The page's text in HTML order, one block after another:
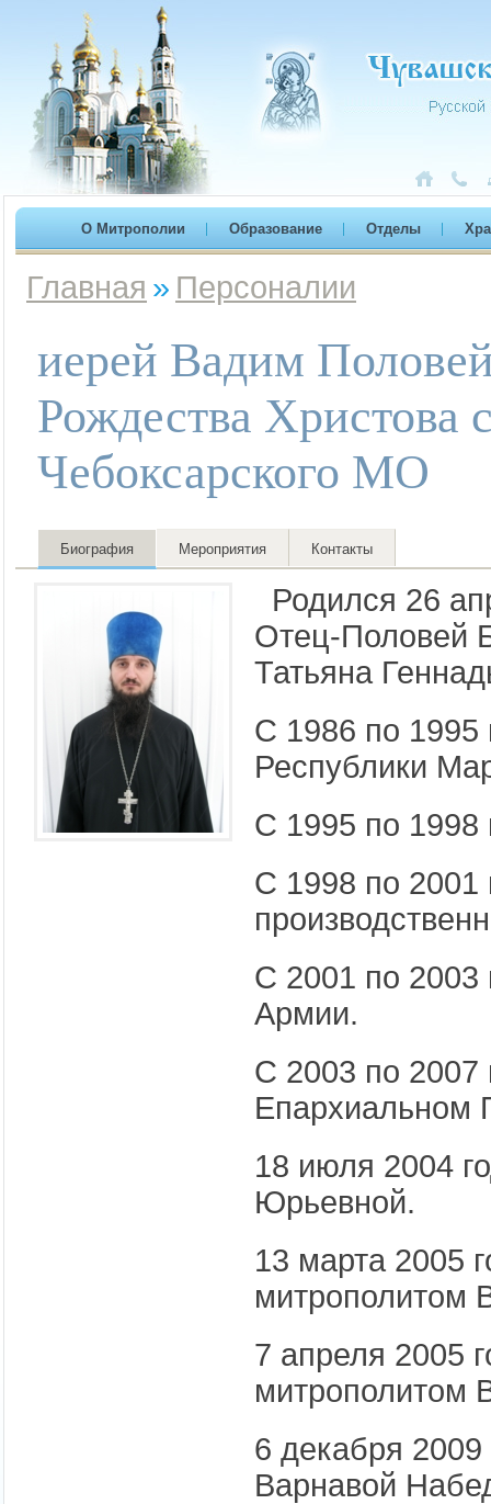
О Митрополии Образование Отделы
Главная » Персоналии
иерей Вадим
Рождества Христова
Чебоксарского МО
Биография Мероприятия Контакты
Родился 26
Отец-Половей
Татьяна
С 1986 по
Республики
С 1995 по 1998
С 1998 по 2001
С 2001 по 2003
Армии.
С 2003 по 2007
Епархиальном
18 июля 2004
Юрьевной.
13 марта 2005
митрополитом
7 апреля 2005
митрополитом
6 декабря
Варнавой